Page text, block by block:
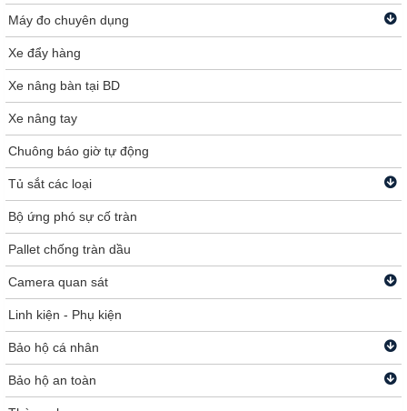
Máy đo chuyên dụng
Xe đẩy hàng
Xe nâng bàn tại BD
Xe nâng tay
Chuông báo giờ tự động
Tủ sắt các loại
Bộ ứng phó sự cố tràn
Pallet chống tràn dầu
Camera quan sát
Linh kiện - Phụ kiện
Bảo hộ cá nhân
Bảo hộ an toàn